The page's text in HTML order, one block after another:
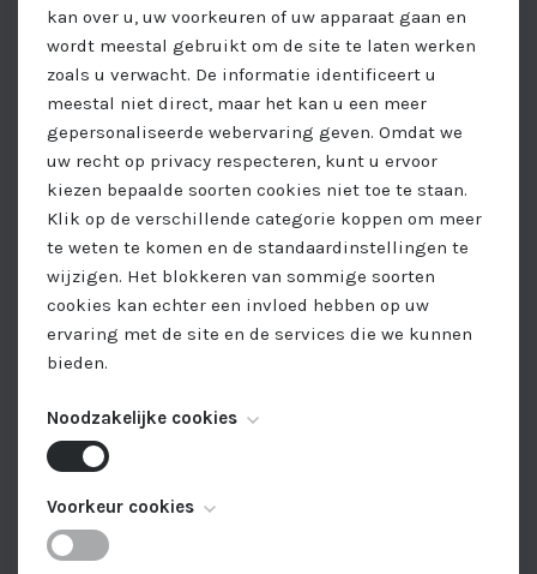
Stuur een bericht
E-mail
Telefoon
kan over u, uw voorkeuren of uw apparaat gaan en
wordt meestal gebruikt om de site te laten werken
zoals u verwacht. De informatie identificeert u
meestal niet direct, maar het kan u een meer
gepersonaliseerde webervaring geven. Omdat we
uw recht op privacy respecteren, kunt u ervoor
kiezen bepaalde soorten cookies niet toe te staan.
Klik op de verschillende categorie koppen om meer
te weten te komen en de standaardinstellingen te
wijzigen. Het blokkeren van sommige soorten
cookies kan echter een invloed hebben op uw
ervaring met de site en de services die we kunnen
bieden.
Noodzakelijke cookies
Deze cookies zijn noodzakelijk voor het functioneren
van de website en kunnen niet worden
uitgeschakeld. Ze worden meestal alleen ingesteld
Voorkeur cookies